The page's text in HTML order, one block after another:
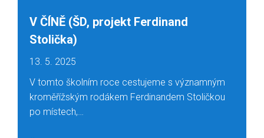
V ČÍNĚ (ŠD, projekt Ferdinand
Stolička)
13. 5. 2025
V tomto školním roce cestujeme s významným
kroměřížským rodákem Ferdinandem Stoličkou
po místech,…